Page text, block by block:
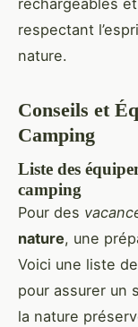
respectant
nature.
Conseils et
Camping
Liste des
camping
Pour des
nature, une
Voici une liste
pour assurer un
la nature